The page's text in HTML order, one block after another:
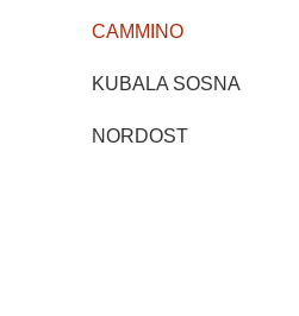
CAMMINO
KUBALA SOSNA
NORDOST